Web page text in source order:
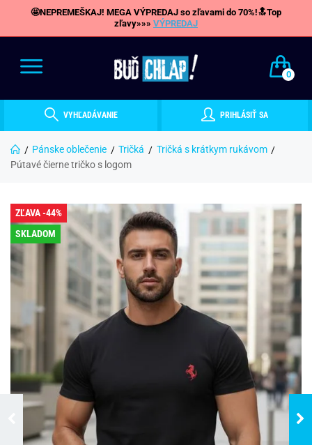
🤩NEPREMEŠKAJ! MEGA VÝPREDAJ so zľavami do 70%!🔝Top
zľavy»»» VÝPREDAJ
0
VYHĽADÁVANIE PRIHLÁSIŤ SA
Pánske oblečenie Tričká
Tričká s krátkym rukávom
Pútavé čierne tričko s logom
ZĽAVA -44%
SKLADOM